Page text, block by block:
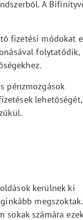
A
fizetési módokat
folytatódik,
pénzmozgások
lehetőségét,
kerülnek ki
megszoktak.
sokak számára ezek